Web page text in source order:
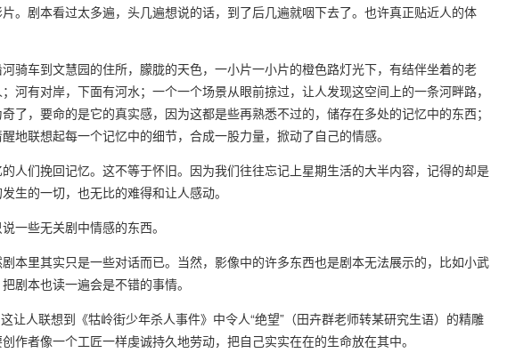
。剧本看过太多遍，头几遍想说的话，到了后几遍就咽下去了。也许真正贴近人的体
骑车到文慧园的住所，朦胧的天色，一小片一小片的橙色路灯光下，有结伴坐着的老
河有对岸，下面有河水；一个一个场景从眼前掠过，让人发现这空间上的一条河畔路，
了，要命的是它的真实感，因为这都是些再熟悉不过的，储存在多处的记忆中的东西；
联想起每一个记忆中的细节，合成一股力量，掀动了自己的情感。
人们挽回记忆。这不等于怀旧。因为我们往往忘记上星期生活的大半内容，记得的却是
生的一切，也无比的难得和让人感动。
一些无关剧中情感的东西。
本里其实只是一些对话而已。当然，影像中的许多东西也是剧本无法展示的，比如小武
剧本也读一遍会是不错的事情。
让人联想到《牯岭街少年杀人事件》中令人“绝望”（田卉群老师转某研究生语）的精雕
者像一个工匠一样虔诚持久地劳动，把自己实实在在的生命放在其中。